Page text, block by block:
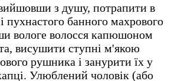
з душу, потрапити в
пухнастого банного махрового
вологе волосся капюшоном
висушити ступні м'якою
рушника і занурити їх у
Улюблений чоловік (або